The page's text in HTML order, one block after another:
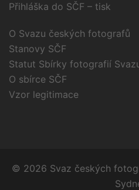
Přihláška do SČF – tisk
O Svazu českých fotografů
Stanovy SČF
Statut Sbírky fotografií
O sbírce SČF
Vzor legitimace
© 2026 Svaz českých